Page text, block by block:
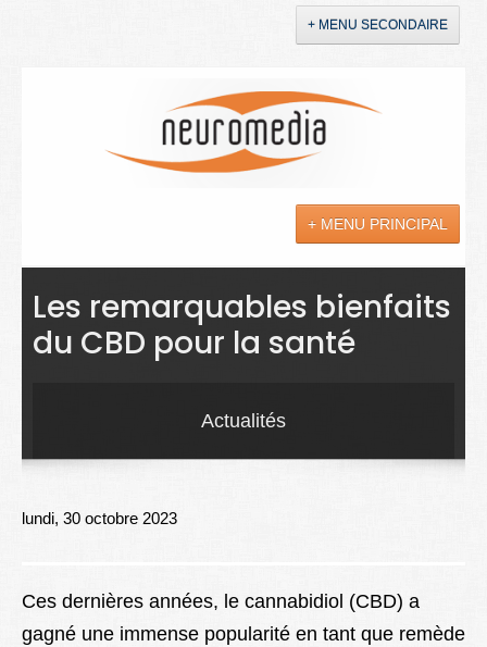
+ MENU SECONDAIRE
+ MENU PRINCIPAL
Actualités
Sciences
Droit
Lexique
Les remarquables bienfaits
du CBD pour la santé
Actualités
lundi, 30 octobre 2023
Ces dernières années, le cannabidiol (CBD) a
gagné une immense popularité en tant que remède